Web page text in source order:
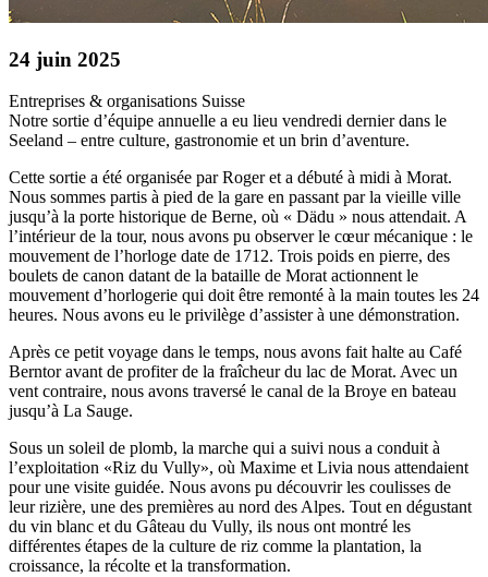
24 juin 2025
Entreprises & organisations Suisse
Notre sortie d’équipe annuelle a eu lieu vendredi dernier dans le
Seeland – entre culture, gastronomie et un brin d’aventure.
Cette sortie a été organisée par Roger et a débuté à midi à Morat.
Nous sommes partis à pied de la gare en passant par la vieille ville
jusqu’à la porte historique de Berne, où « Dädu » nous attendait. A
l’intérieur de la tour, nous avons pu observer le cœur mécanique : le
mouvement de l’horloge date de 1712. Trois poids en pierre, des
boulets de canon datant de la bataille de Morat actionnent le
mouvement d’horlogerie qui doit être remonté à la main toutes les 24
heures. Nous avons eu le privilège d’assister à une démonstration.
Après ce petit voyage dans le temps, nous avons fait halte au Café
Berntor avant de profiter de la fraîcheur du lac de Morat. Avec un
vent contraire, nous avons traversé le canal de la Broye en bateau
jusqu’à La Sauge.
Sous un soleil de plomb, la marche qui a suivi nous a conduit à
l’exploitation «Riz du Vully», où Maxime et Livia nous attendaient
pour une visite guidée. Nous avons pu découvrir les coulisses de
leur rizière, une des premières au nord des Alpes. Tout en dégustant
du vin blanc et du Gâteau du Vully, ils nous ont montré les
différentes étapes de la culture de riz comme la plantation, la
croissance, la récolte et la transformation.